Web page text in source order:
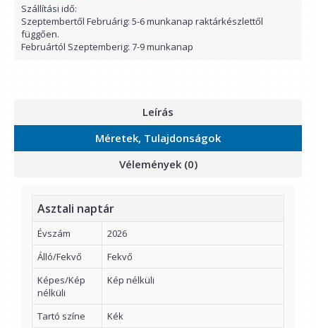
Szállítási idő:
Szeptembertől Februárig: 5-6 munkanap raktárkészlettől
függően.
Februártól Szeptemberig: 7-9 munkanap
Leírás
Méretek, Tulajdonságok
Vélemények (0)
Asztali naptár
Évszám
2026
Álló/Fekvő
Fekvő
Képes/Kép
nélküli
Kép nélküli
Tartó színe
Kék